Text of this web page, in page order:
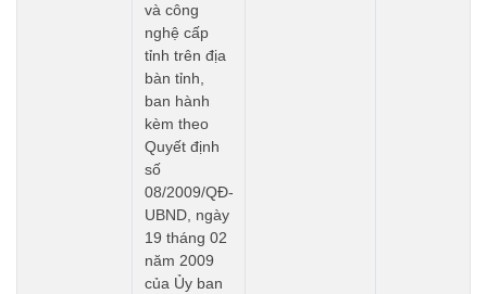
và công
nghệ cấp
tỉnh trên địa
bàn tỉnh,
ban hành
kèm theo
Quyết định
số
08/2009/QĐ-
UBND, ngày
19 tháng 02
năm 2009
của Ủy ban